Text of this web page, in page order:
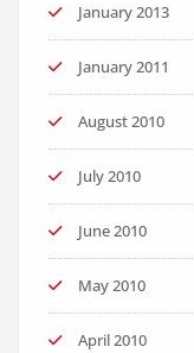
January 2013
January 2011
August 2010
July 2010
June 2010
May 2010
April 2010